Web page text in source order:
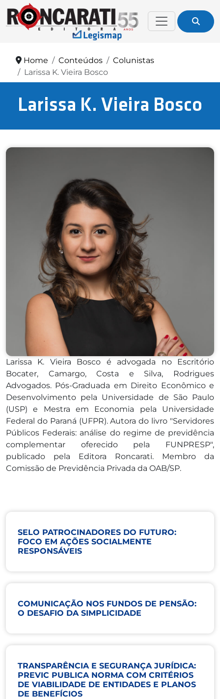
Home Conteúdos
Colunistas
Larissa K. Vieira Bosco
Larissa K. Vieira Bosco
Larissa K. Vieira Bosco é advogada no Escritório
Bocater, Camargo, Costa e Silva, Rodrigues
Advogados. Pós-Graduada em Direito Econômico e
Desenvolvimento pela Universidade de São Paulo
(USP) e Mestra em Economia pela Universidade
Federal do Paraná (UFPR). Autora do livro "Servidores
Públicos Federais: análise do regime de previdência
complementar oferecido pela FUNPRESP",
publicado pela Editora Roncarati. Membro da
Comissão de Previdência Privada da OAB/SP.
SELO PATROCINADORES DO FUTURO:
FOCO EM AÇÕES SOCIALMENTE
RESPONSÁVEIS
COMUNICAÇÃO NOS FUNDOS DE PENSÃO:
O DESAFIO DA SIMPLICIDADE
TRANSPARÊNCIA E SEGURANÇA JURÍDICA:
PREVIC PUBLICA NORMA COM CRITÉRIOS
DE VIABILIDADE DE ENTIDADES E PLANOS
DE BENEFÍCIOS